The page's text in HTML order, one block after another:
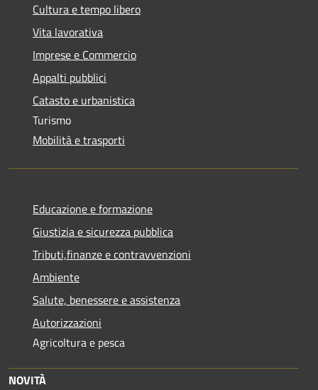
Cultura e tempo libero
Vita lavorativa
Imprese e Commercio
Appalti pubblici
Catasto e urbanistica
Turismo
Mobilità e trasporti
Educazione e formazione
Giustizia e sicurezza pubblica
Tributi,finanze e contravvenzioni
Ambiente
Salute, benessere e assistenza
Autorizzazioni
Agricoltura e pesca
NOVITÀ